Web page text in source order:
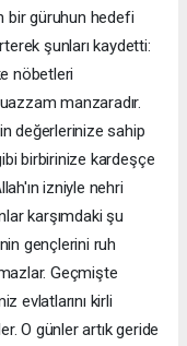
bir güruhun hedefi
şunları kaydetti:
nöbetleri
manzaradır.
değerlerinize sahip
birbirinize kardeşçe
izniyle nehri
karşımdaki şu
gençlerini ruh
Geçmişte
evlatlarını kirli
O günler artık geride